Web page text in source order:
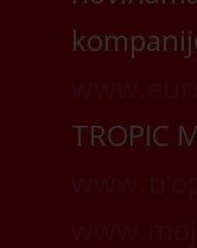
TROPIC